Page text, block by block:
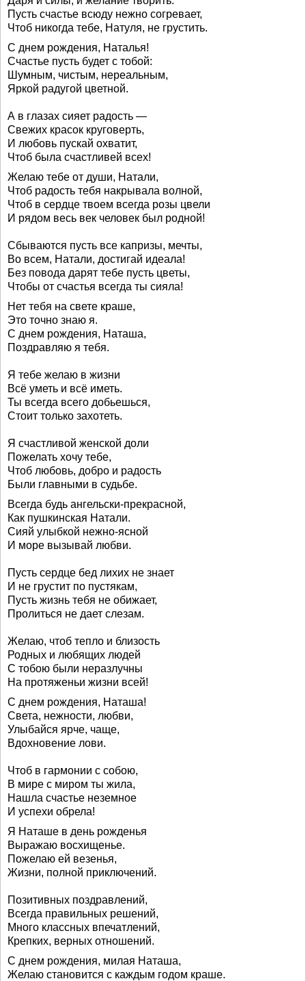
Пусть счастье всюду нежно согревает,
Чтоб никогда тебе, Натуля, не грустить.
С днем рождения, Наталья!
Счастье пусть будет с тобой:
Шумным, чистым, нереальным,
Яркой радугой цветной.
А в глазах сияет радость —
Свежих красок круговерть,
И любовь пускай охватит,
Чтоб была счастливей всех!
Желаю тебе от души, Натали,
Чтоб радость тебя накрывала волной,
Чтоб в сердце твоем всегда розы цвели
И рядом весь век человек был родной!
Сбываются пусть все капризы, мечты,
Во всем, Натали, достигай идеала!
Без повода дарят тебе пусть цветы,
Чтобы от счастья всегда ты сияла!
Нет тебя на свете краше,
Это точно знаю я.
С днем рождения, Наташа,
Поздравляю я тебя.
Я тебе желаю в жизни
Всё уметь и всё иметь.
Ты всегда всего добьешься,
Стоит только захотеть.
Я счастливой женской доли
Пожелать хочу тебе,
Чтоб любовь, добро и радость
Были главными в судьбе.
Всегда будь ангельски-прекрасной,
Как пушкинская Натали.
Сияй улыбкой нежно-ясной
И море вызывай любви.
Пусть сердце бед лихих не знает
И не грустит по пустякам,
Пусть жизнь тебя не обижает,
Пролиться не дает слезам.
Желаю, чтоб тепло и близость
Родных и любящих людей
С тобою были неразлучны
На протяженьи жизни всей!
С днем рождения, Наташа!
Света, нежности, любви,
Улыбайся ярче, чаще,
Вдохновение лови.
Чтоб в гармонии с собою,
В мире с миром ты жила,
Нашла счастье неземное
И успехи обрела!
Я Наташе в день рожденья
Выражаю восхищенье.
Пожелаю ей везенья,
Жизни, полной приключений.
Позитивных поздравлений,
Всегда правильных решений,
Много классных впечатлений,
Крепких, верных отношений.
С днем рождения, милая Наташа,
Желаю становится с каждым годом краше.